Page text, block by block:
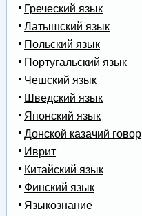
Греческий язык
Латышский язык
Польский язык
Португальский язык
Чешский язык
Шведский язык
Японский язык
Донской казачий говор
Иврит
Китайский язык
Финский язык
Языкознание